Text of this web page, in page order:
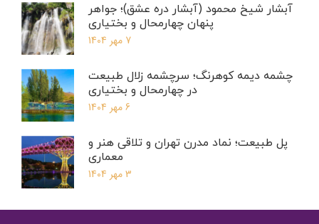
آبشار شیخ محمود (آبشار دره عشق)؛ جواهر
پنهان چهارمحال و بختیاری
7 مهر 1404
چشمه دیمه کوهرنگ؛ سرچشمه زلال طبیعت
در چهارمحال و بختیاری
6 مهر 1404
پل طبیعت؛ نماد مدرن تهران و تلاقی هنر و
معماری
3 مهر 1404